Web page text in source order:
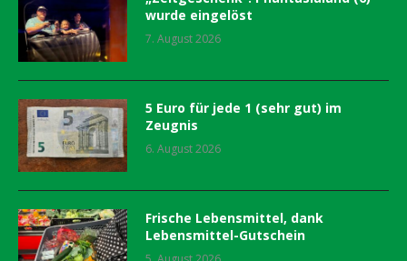
wurde eingelöst
7. August 2026
5 Euro für jede 1 (sehr gut) im
Zeugnis
6. August 2026
Frische Lebensmittel, dank
Lebensmittel-Gutschein